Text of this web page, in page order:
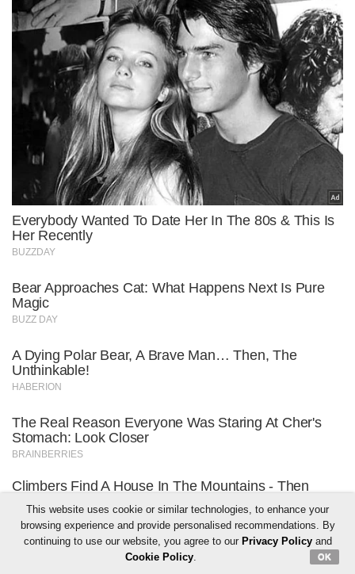
This website uses cookie or similar technologies, to enhance your
browsing experience and provide personalised recommendations. By
continuing to use our website, you agree to our Privacy Policyand
Cookie Policy. OK